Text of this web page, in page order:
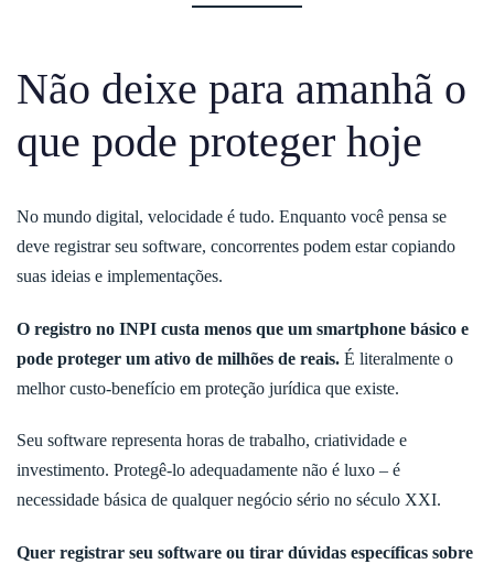
Não deixe para amanhã o
que pode proteger hoje
No mundo digital, velocidade é tudo. Enquanto você pensa se
deve registrar seu software, concorrentes podem estar copiando
suas ideias e implementações.
O registro no INPI custa menos que um smartphone básico e
pode proteger um ativo de milhões de reais. É literalmente o
melhor custo-benefício em proteção jurídica que existe.
Seu software representa horas de trabalho, criatividade e
investimento. Protegê-lo adequadamente não é luxo – é
necessidade básica de qualquer negócio sério no século XXI.
Quer registrar seu software ou tirar dúvidas específicas sobre